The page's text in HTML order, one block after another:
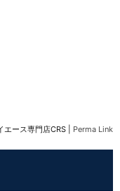
エース専門店CRS Perma Link